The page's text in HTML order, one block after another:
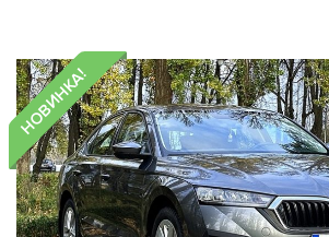
НОВИНКА!